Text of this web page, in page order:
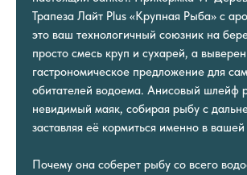
Трапеза Лайт Plus «Крупная Рыба» с
это ваш технологичный союзник на
просто смесь круп и сухарей, а
гастрономическое предложение для
обитателей водоема. Анисовый шлейф
невидимый маяк, собирая рыбу с
заставляя её кормиться именно в вашей
Почему она соберет рыбу со всего